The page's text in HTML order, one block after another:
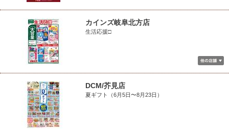
カインズ岐阜北方店
生活応援□
DCM/芥見店
夏ギフト（6月5日〜8月23日）